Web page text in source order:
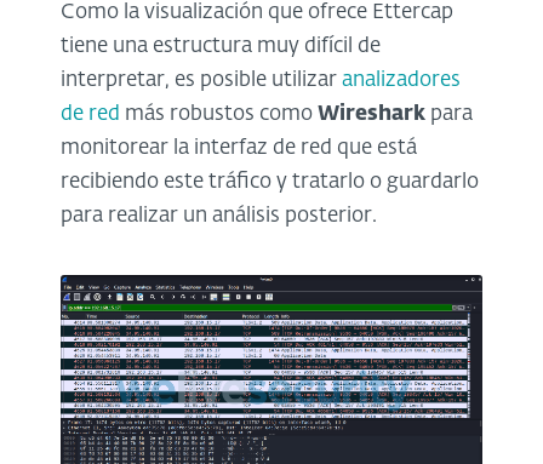
Como la visualización que ofrece Ettercap
tiene una estructura muy difícil de
interpretar, es posible utilizar analizadores
de red más robustos como Wireshark para
monitorear la interfaz de red que está
recibiendo este tráfico y tratarlo o guardarlo
para realizar un análisis posterior.